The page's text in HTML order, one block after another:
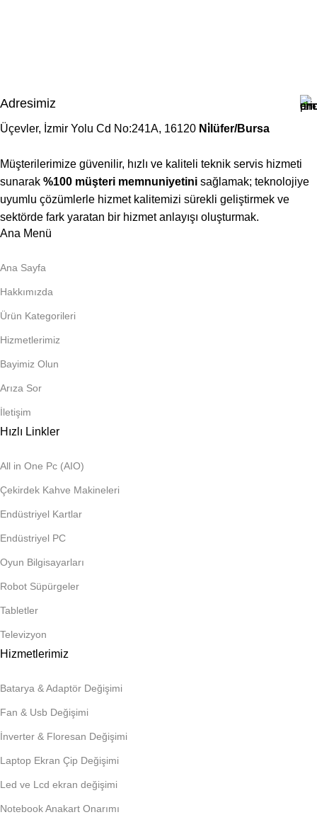
Adresimiz
Üçevler, İzmir Yolu Cd No:241A, 16120 Ni̇lüfer/Bursa
Müşterilerimize güvenilir, hızlı ve kaliteli teknik servis hizmeti
sunarak %100 müşteri memnuniyetini sağlamak; teknolojiye
uyumlu çözümlerle hizmet kalitemizi sürekli geliştirmek ve
sektörde fark yaratan bir hizmet anlayışı oluşturmak.
Ana Menü
Ana Sayfa
Hakkımızda
Ürün Kategorileri
Hizmetlerimiz
Bayimiz Olun
Arıza Sor
İletişim
Hızlı Linkler
All in One Pc (AIO)
Çekirdek Kahve Makineleri
Endüstriyel Kartlar
Endüstriyel PC
Oyun Bilgisayarları
Robot Süpürgeler
Tabletler
Televizyon
Hizmetlerimiz
Batarya & Adaptör Değişimi
Fan & Usb Değişimi
İnverter & Floresan Değişimi
Laptop Ekran Çip Değişimi
Led ve Lcd ekran değişimi
Notebook Anakart Onarımı